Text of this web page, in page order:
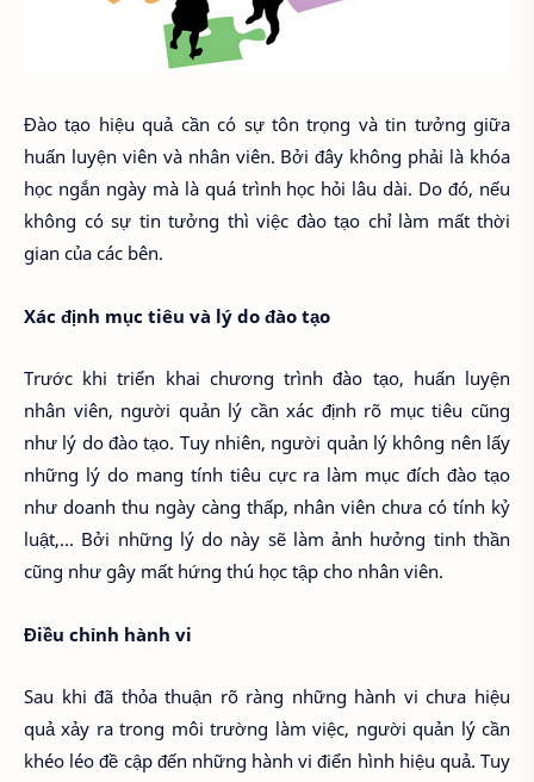
Đào tạo hiệu quả cần có sự tôn trọng và tin tưởng giữa
huấn luyện viên và nhân viên. Bởi đây không phải là khóa
học ngắn ngày mà là quá trình học hỏi lâu dài. Do đó, nếu
không có sự tin tưởng thì việc đào tạo chỉ làm mất thời
gian của các bên.
Xác định mục tiêu và lý do đào tạo
Trước khi triển khai chương trình đào tạo, huấn luyện
nhân viên, người quản lý cần xác định rõ mục tiêu cũng
như lý do đào tạo. Tuy nhiên, người quản lý không nên lấy
những lý do mang tính tiêu cực ra làm mục đích đào tạo
như doanh thu ngày càng thấp, nhân viên chưa có tính kỷ
luật,… Bởi những lý do này sẽ làm ảnh hưởng tinh thần
cũng như gây mất hứng thú học tập cho nhân viên.
Điều chỉnh hành vi
Sau khi đã thỏa thuận rõ ràng những hành vi chưa hiệu
quả xảy ra trong môi trường làm việc, người quản lý cần
khéo léo đề cập đến những hành vi điển hình hiệu quả. Tuy